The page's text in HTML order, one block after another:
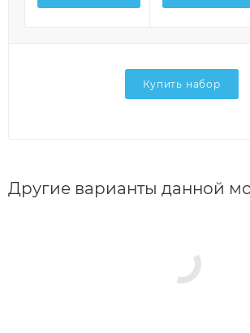
Купить набор
Другие варианты данной